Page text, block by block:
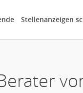
Stellenanzeigen